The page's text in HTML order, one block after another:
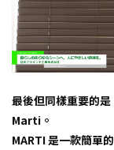
最後但同樣重要的
Marti。
MARTI 是一款簡單